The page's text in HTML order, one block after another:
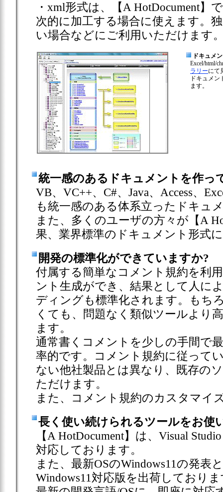
・xml形式は、【A HotDocument
次的に加工する場合に使えます。
い場合などにご利用いただけます
ドキュメ
Excel/html/
ラリーにて
ドキュメ
ます。
統一感のあるドキュメントを作っ
VB、VC++、C#、Java、Access、
も統一感のある体系立ったドキュ
また、多くのユーザの方々が【A
果、業界標準のドキュメント形式
開発の標準化ができていますか?
付属する簡単なコメント規約を利
ント生成ができ、結果として人に
ディングも標準化されます。もち
くても、問題なく類似ツールより
ます。
通常書くコメントを少しの手間で
率的です。コメント規約に従って
ない他社製品とは異なり、既存の
ただけます。
また、コメント規約のカスタマイ
長く使い続けられるツールをお使
【A HotDocument】は、Visual
対応しております。
また、最新OSのWindows11の発表
Windows11対応版を出荷しており